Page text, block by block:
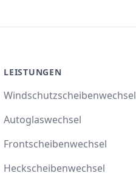
LEISTUNGEN
Windschutzscheibenwechsel
Autoglaswechsel
Frontscheibenwechsel
Heckscheibenwechsel